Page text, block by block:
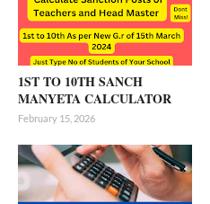
1ST TO 10TH SANCH
MANYETA CALCULATOR
February 15, 2026